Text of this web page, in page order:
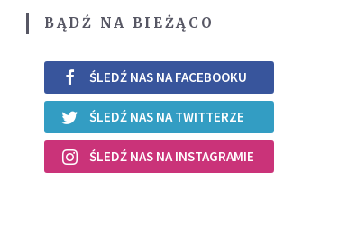
BĄDŹ NA BIEŻĄCO
ŚLEDŹ NAS NA FACEBOOKU
ŚLEDŹ NAS NA TWITTERZE
ŚLEDŹ NAS NA INSTAGRAMIE